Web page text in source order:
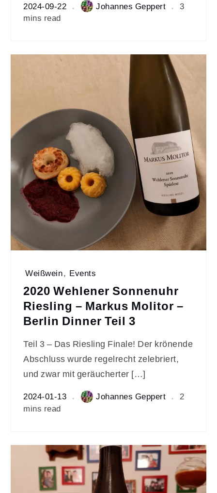
2024-09-22 Johannes Geppert
3
mins read
Weißwein, Events
2020 Wehlener Sonnenuhr
Riesling – Markus Molitor –
Berlin Dinner Teil 3
Teil 3 – Das Riesling Finale! Der krönende
Abschluss wurde regelrecht zelebriert,
und zwar mit geräucherter […]
2024-01-13 Johannes Geppert
2
mins read